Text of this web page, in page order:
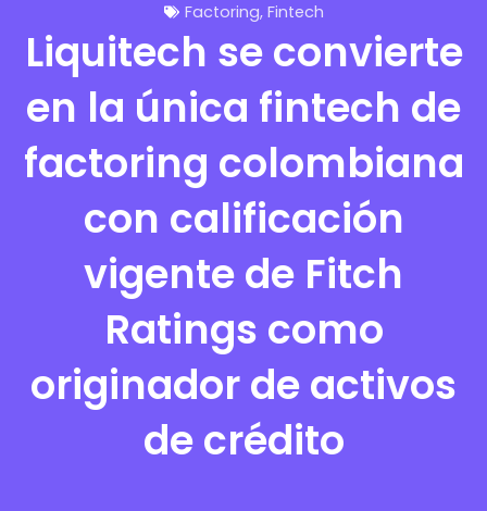
Factoring, Fintech
Liquitech se convierte
en la única fintech de
factoring colombiana
con calificación
vigente de Fitch
Ratings como
originador de activos
de crédito